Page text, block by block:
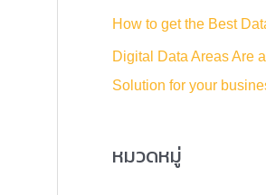
How to get the Best
Digital Data Areas Are
Solution for your
หมวดหมู่